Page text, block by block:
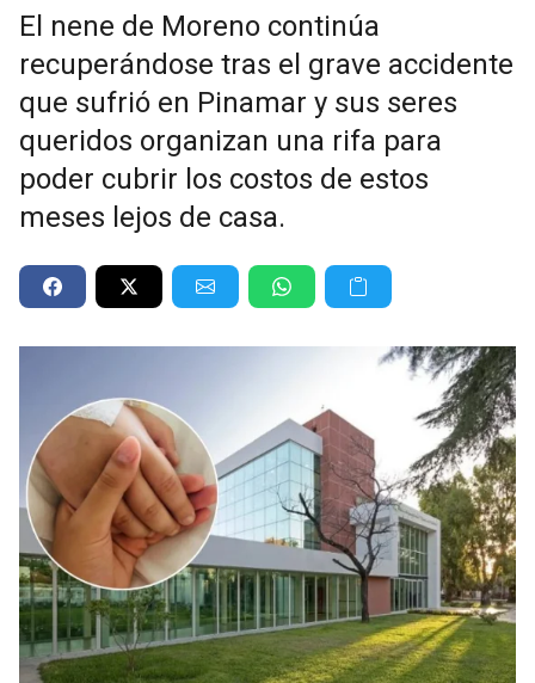
El nene de Moreno continúa
recuperándose tras el grave accidente
que sufrió en Pinamar y sus seres
queridos organizan una rifa para
poder cubrir los costos de estos
meses lejos de casa.